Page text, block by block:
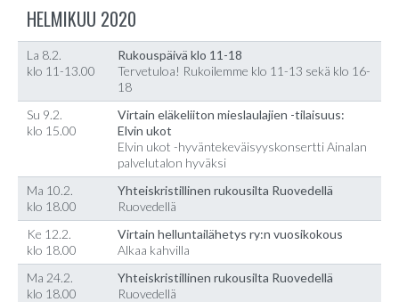
HELMIKUU 2020
La 8.2.
klo 11-13.00
Rukouspäivä klo 11-18
Tervetuloa! Rukoilemme klo 11-13 sekä klo 16-
18
Su 9.2.
klo 15.00
Virtain eläkeliiton mieslaulajien -tilaisuus:
Elvin ukot
Elvin ukot -hyväntekeväisyyskonsertti Ainalan
palvelutalon hyväksi
Ma 10.2.
klo 18.00
Yhteiskristillinen rukousilta Ruovedellä
Ruovedellä
Ke 12.2.
klo 18.00
Virtain helluntailähetys ry:n vuosikokous
Alkaa kahvilla
Ma 24.2.
klo 18.00
Yhteiskristillinen rukousilta Ruovedellä
Ruovedellä